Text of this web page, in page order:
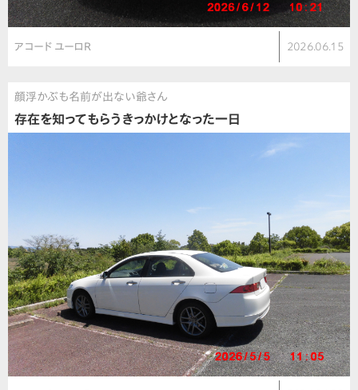
アコード ユーロR 2026.06.15
顔浮かぶも名前が出ない爺さん
存在を知ってもらうきっかけとなった一日